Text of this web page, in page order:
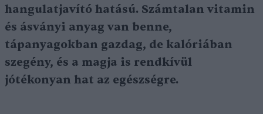
hangulatjavító hatású. Számtalan vitamin
és ásványi anyag van benne,
tápanyagokban gazdag, de kalóriában
szegény, és a magja is rendkívül
jótékonyan hat az egészségre.